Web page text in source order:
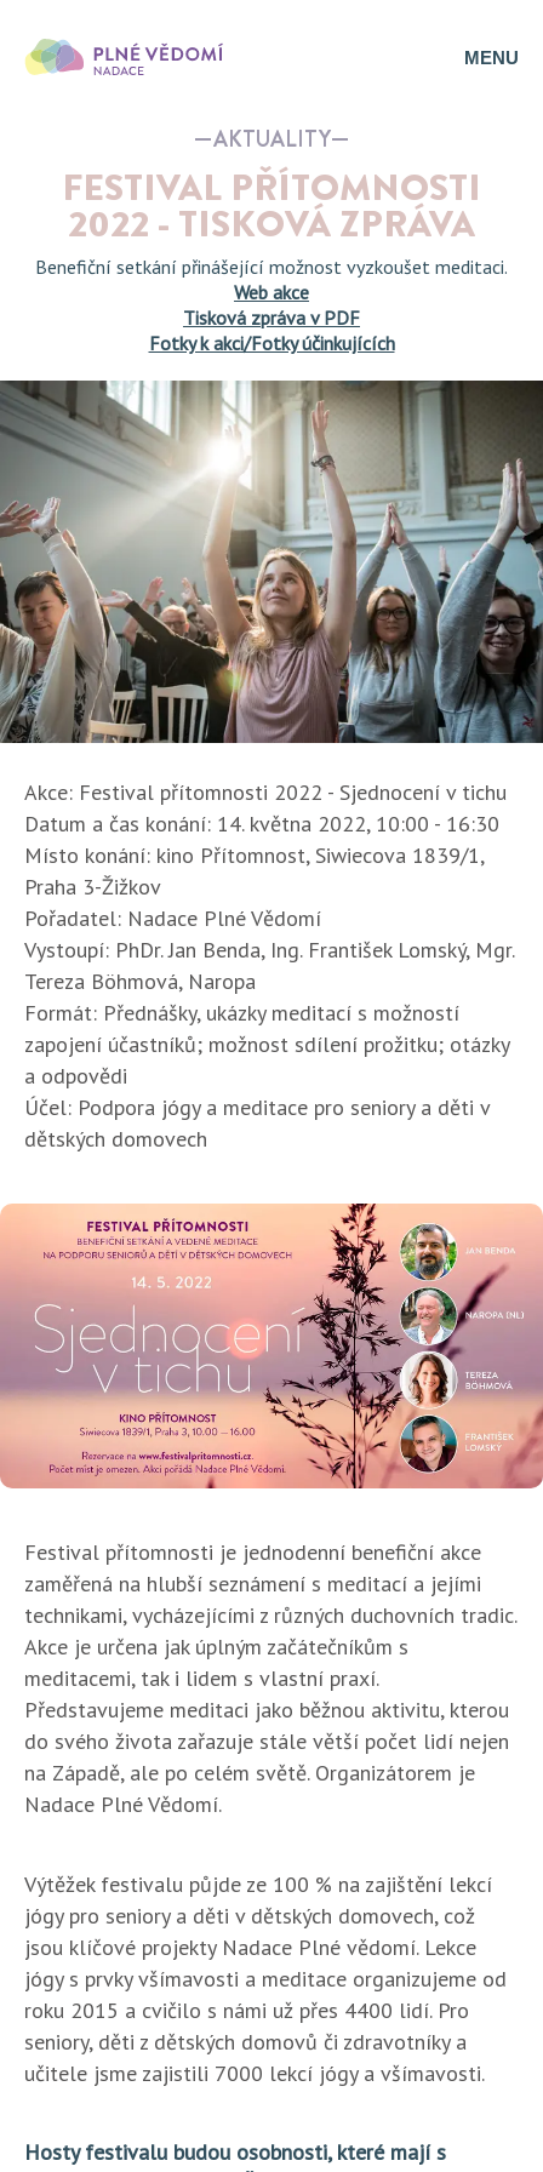
MENU
AKTUALITY
FESTIVAL PŘÍTOMNOSTI
2022 - TISKOVÁ ZPRÁVA
Benefiční setkání přinášející možnost vyzkoušet meditaci.
Web akce
Tisková zpráva v PDF
Fotky k akci/Fotky účinkujících
Akce: Festival přítomnosti 2022 - Sjednocení v tichu
Datum a čas konání: 14. května 2022, 10:00 - 16:30
Místo konání: kino Přítomnost, Siwiecova 1839/1,
Praha 3-Žižkov
Pořadatel: Nadace Plné Vědomí
Vystoupí: PhDr. Jan Benda, Ing. František Lomský, Mgr.
Tereza Böhmová, Naropa
Formát: Přednášky, ukázky meditací s možností
zapojení účastníků; možnost sdílení prožitku; otázky
a odpovědi
Účel: Podpora jógy a meditace pro seniory a děti v
dětských domovech
Festival přítomnosti je jednodenní benefiční akce
zaměřená na hlubší seznámení s meditací a jejími
technikami, vycházejícími z různých duchovních tradic.
Akce je určena jak úplným začátečníkům s
meditacemi, tak i lidem s vlastní praxí.
Představujeme meditaci jako běžnou aktivitu, kterou
do svého života zařazuje stále větší počet lidí nejen
na Západě, ale po celém světě. Organizátorem je
Nadace Plné Vědomí.
Výtěžek festivalu půjde ze 100 % na zajištění lekcí
jógy pro seniory a děti v dětských domovech, což
jsou klíčové projekty Nadace Plné vědomí. Lekce
jógy s prvky všímavosti a meditace organizujeme od
roku 2015 a cvičilo s námi už přes 4400 lidí. Pro
seniory, děti z dětských domovů či zdravotníky a
učitele jsme zajistili 7000 lekcí jógy a všímavosti.
Hosty festivalu budou osobnosti, které mají s